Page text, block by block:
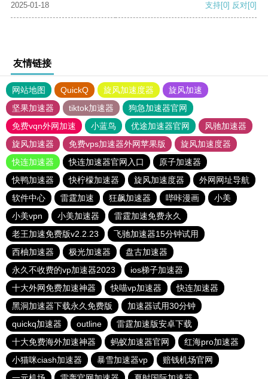
2025-01-18 支持[0] 反对[0]
友情链接
网站地图 QuickQ 旋风加速度器
旋风加速
坚果加速器
tiktok加速器
狗急加速器官网
免费vqn外网加速
小蓝鸟 优途加速器官网
风驰加速器
旋风加速器
免费vps加速器外网苹果版
旋风加速度器
快连加速器
快连加速器官网入口
原子加速器
快鸭加速器
快柠檬加速器 旋风加速度器
外网网址导航
软件中心
雷霆加速 狂飙加速器 哔咔漫画
小美
小美vpn
小美加速器
雷霆加速免费永久
老王加速免费版v2.2.23
飞驰加速器15分钟试用
西柚加速器
极光加速器
盘古加速器
永久不收费的vp加速器2023
ios梯子加速器
十大外网免费加速神器
快喵vp加速器
快连加速器
黑洞加速器下载永久免费版
加速器试用30分钟
quickq加速器
outline
雷霆加速版安卓下载
十大免费海外加速神器
蚂蚁加速器官网
红海pro加速器
小猫咪ciash加速器
暴雪加速器vp
赔钱机场官网